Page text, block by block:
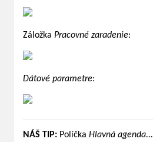
Záložka Pracovné zaradenie:
Dátové parametre:
NÁŠ TIP: Políčka Hlavná agenda...